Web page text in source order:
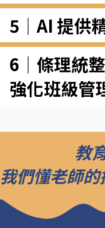
5｜AI 提供
6｜條理統
強化班級管
教
我們懂老師